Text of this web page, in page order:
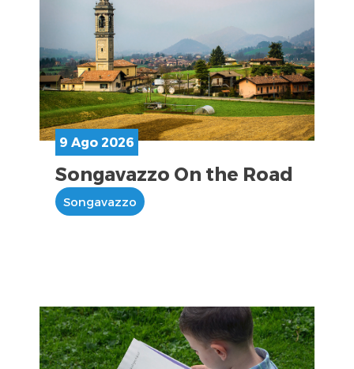
9 Ago 2026
Songavazzo On the Road
Songavazzo